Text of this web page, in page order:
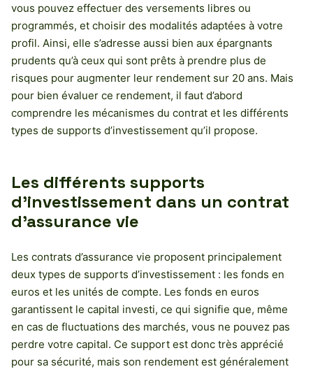
vous pouvez effectuer des versements libres ou
programmés, et choisir des modalités adaptées à votre
profil. Ainsi, elle s’adresse aussi bien aux épargnants
prudents qu’à ceux qui sont prêts à prendre plus de
risques pour augmenter leur rendement sur 20 ans. Mais
pour bien évaluer ce rendement, il faut d’abord
comprendre les mécanismes du contrat et les différents
types de supports d’investissement qu’il propose.
Les différents supports
d’investissement dans un contrat
d’assurance vie
Les contrats d’assurance vie proposent principalement
deux types de supports d’investissement : les fonds en
euros et les unités de compte. Les fonds en euros
garantissent le capital investi, ce qui signifie que, même
en cas de fluctuations des marchés, vous ne pouvez pas
perdre votre capital. Ce support est donc très apprécié
pour sa sécurité, mais son rendement est généralement